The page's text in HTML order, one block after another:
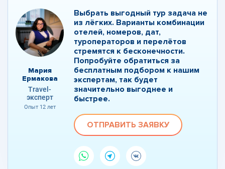
Мария
Ермакова
Travel-
эксперт
Опыт 12 лет
Выбрать выгодный тур задача не
из лёгких. Варианты комбинации
отелей, номеров, дат,
туроператоров и перелётов
стремятся к бесконечности.
Попробуйте обратиться за
бесплатным подбором к нашим
экспертам, так будет
значительно выгоднее и
быстрее.
ОТПРАВИТЬ ЗАЯВКУ